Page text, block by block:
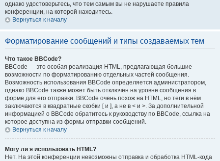
однако удостоверьтесь, что тем самым вы не нарушаете правила
конференции, на которой находитесь.
Вернуться к началу
Форматирование сообщений и типы создаваемых тем
Что такое BBCode?
BBCode — это особая реализация HTML, предлагающая большие
возможности по форматированию отдельных частей сообщения.
Возможность использования BBCode определяется администратором,
однако BBCode также может быть отключён на уровне сообщения в
форме для его отправки. BBCode очень похож на HTML, но теги в нём
заключаются в квадратные скобки [ и ], а не в < и >. За дополнительной
информацией о BBCode обратитесь к руководству по BBCode, ссылка на
которое доступна из формы отправки сообщений.
Вернуться к началу
Могу ли я использовать HTML?
Нет. На этой конференции невозможны отправка и обработка HTML-кода